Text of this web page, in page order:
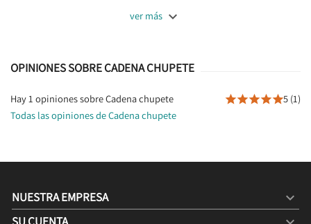
ver más 
OPINIONES SOBRE CADENA CHUPETE
Hay 1 opiniones sobre Cadena chupete 5 (1)
Todas las opiniones de Cadena chupete
NUESTRA EMPRESA 